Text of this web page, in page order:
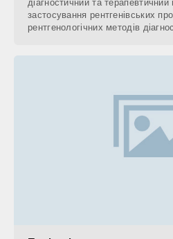
діагностичний та
застосування рентгенівських
рентгенологічних методів